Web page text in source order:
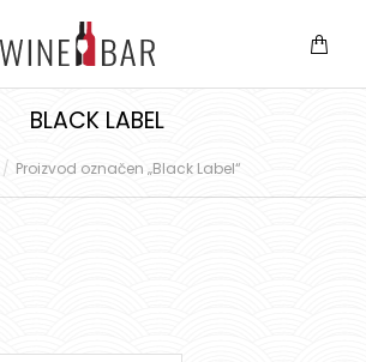
BLACK LABEL
Proizvod označen „Black Label“